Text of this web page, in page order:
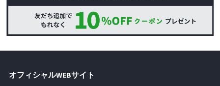
オフィシャルWEBサイト